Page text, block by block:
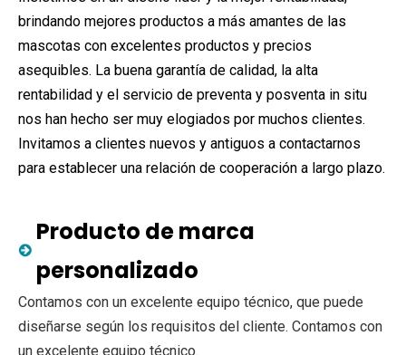
brindando mejores productos a más amantes de las
mascotas con excelentes productos y precios
asequibles. La buena garantía de calidad, la alta
rentabilidad y el servicio de preventa y posventa in situ
nos han hecho ser muy elogiados por muchos clientes.
Invitamos a clientes nuevos y antiguos a contactarnos
para establecer una relación de cooperación a largo plazo.
Producto de marca
personalizado
Contamos con un excelente equipo técnico, que puede
diseñarse según los requisitos del cliente. Contamos con
un excelente equipo técnico.